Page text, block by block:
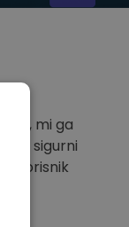
, mi ga
i sigurni
korisnik